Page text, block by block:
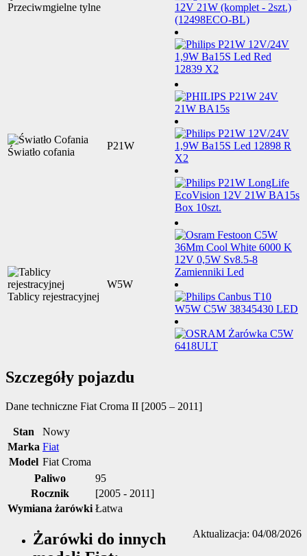
Przeciwmgielne tylne
Światło cofania
P21W
Tablicy rejestracyjnej
W5W
Szczegóły pojazdu
Dane techniczne Fiat Croma II [2005 – 2011]
Stan
Nowy
Marka Fiat
Model Fiat Croma
Paliwo
95
Rocznik
[2005 - 2011]
Wymiana żarówki Łatwa
Aktualizacja: 04/08/2026
Żarówki do innych